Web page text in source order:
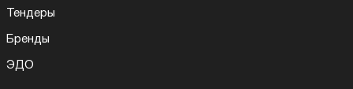
Тендеры
Бренды
ЭДО